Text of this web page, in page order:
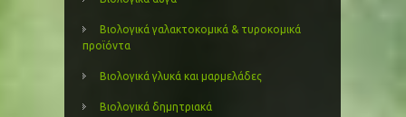
Βιολογικά γαλακτοκομικά & τυροκομικά
προϊόντα
Βιολογικά γλυκά και μαρμελάδες
Βιολογικά δημητριακά